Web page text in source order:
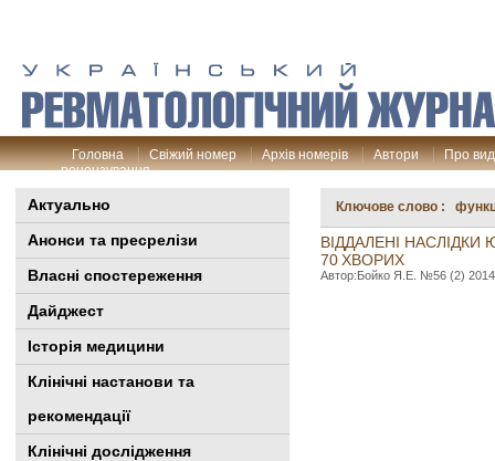
Головна Свіжий номер Архів номерів Автори
Про
рецензування
Актуально
Анонси та пресрелізи
Власні спостереження
Дайджест
Історія медицини
Клінiчні настанови та
рекомендації
Клінічні дослідження
Ключове слово :
ВІДДАЛЕНІ
70 ХВОРИХ
Автор:Бойко Я.Е. №56 (2) 2014